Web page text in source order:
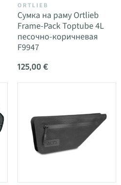
ORTLIEB
Сумка на раму Ortlieb
Frame-Pack Toptube 4L
песочно-коричневая
F9947
125,00 €